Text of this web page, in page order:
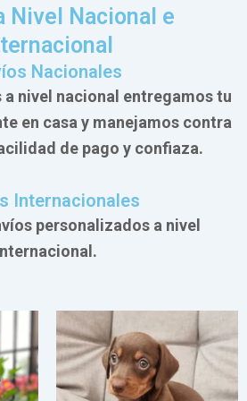
Nivel Nacional e
Nacionales
a nivel nacional entregamos tu
en casa y manejamos contra
de pago y confiaza.
Internacionales
personalizados a nivel